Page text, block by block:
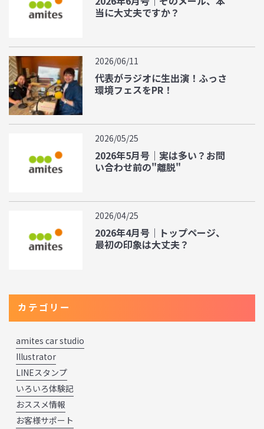
当に大丈夫ですか？
2026/06/11
代表がラジオに生出演！ふっさ
環境フェスをPR！
2026/05/25
2026年5月号｜実は多い？お問
い合わせ前の"離脱"
2026/04/25
2026年4月号｜トップページ、
最初の印象は大丈夫？
カテゴリー
amites car studio
Illustrator
LINEスタンプ
いろいろ体験記
おススメ情報
お客様サポート